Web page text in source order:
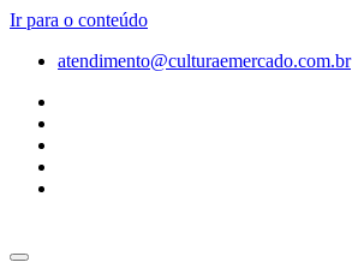
Ir para o conteúdo
atendimento@culturaemercado.com.br